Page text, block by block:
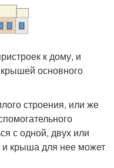
к дому, и
основного
строения, или же
с одной, двух или
и крыша для нее может